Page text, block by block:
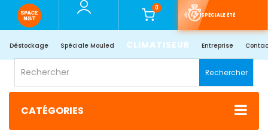
0
SPÉCIALE ÉTÉ
Déstockage Spéciale Mouled CLIMATISEUR Entreprise
Rechercher
CATÉGORIES